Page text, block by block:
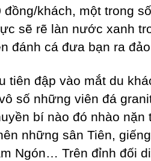
khách, một trong
sẽ rẽ làn nước xanh
đánh cá đưa bạn ra
tiên đập vào mắt du
số những viên đá
bí nào đó nhào nặn
những sân Tiên,
Ngón… Trên đỉnh đối